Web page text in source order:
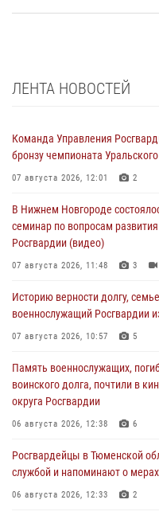
ЛЕНТА НОВОСТЕЙ
Команда Управления
бронзу чемпионата
07 августа 2026, 12:01 2
В Нижнем Новгороде
семинар по вопросам
Росгвардии (видео)
07 августа 2026, 11:48 3
Историю верности долгу,
военнослужащий Росгвардии
07 августа 2026, 10:57 5
Память военнослужащих,
воинского долга, почтили в
округа Росгвардии
06 августа 2026, 12:38 6
Росгвардейцы в Тюменской
службой и напоминают о
06 августа 2026, 12:33 2